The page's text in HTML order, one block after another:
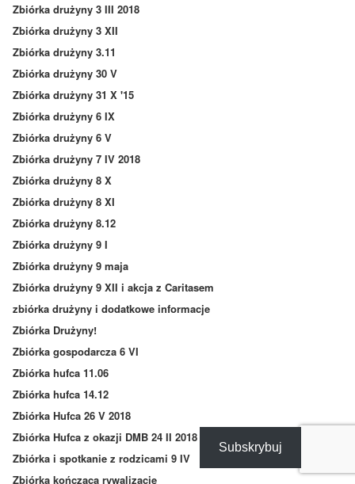
Zbiórka drużyny 3 III 2018
Zbiórka drużyny 3 XII
Zbiórka drużyny 3.11
Zbiórka drużyny 30 V
Zbiórka drużyny 31 X '15
Zbiórka drużyny 6 IX
Zbiórka drużyny 6 V
Zbiórka drużyny 7 IV 2018
Zbiórka drużyny 8 X
Zbiórka drużyny 8 XI
Zbiórka drużyny 8.12
Zbiórka drużyny 9 I
Zbiórka drużyny 9 maja
Zbiórka drużyny 9 XII i akcja z Caritasem
zbiórka drużyny i dodatkowe informacje
Zbiórka Drużyny!
Zbiórka gospodarcza 6 VI
Zbiórka hufca 11.06
Zbiórka hufca 14.12
Zbiórka Hufca 26 V 2018
Zbiórka Hufca z okazji DMB 24 II 2018
Zbiórka i spotkanie z rodzicami 9 IV
Zbiórka kończąca rywalizację
Subskrybuj